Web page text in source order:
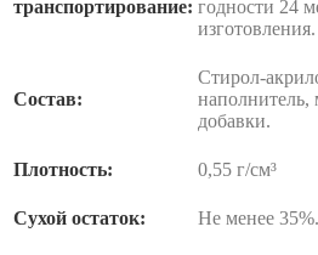
транспортирование: годности 24
изготовления.
Состав:
Стирол-
добавки.
Плотность: 0,55 г/см³
Сухой остаток: Не менее 35%.